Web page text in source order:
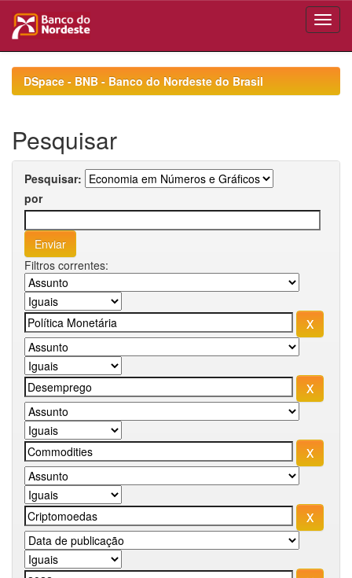
navigationDSpace - BNB - Banco do Nordeste do Brasil
Pesquisar
Pesquisar:
por
Filtros correntes: